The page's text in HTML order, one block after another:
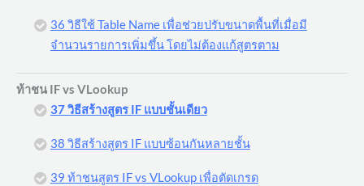
36 วิธีใช้ Table Name เพื่อช่วยปรับขนาดพื้นที่เมื่อมี
จำนวนรายการเพิ่มขึ้น โดยไม่ต้องแก้สูตรตาม
ท้าชน IF vs VLookup
37 วิธีสร้างสูตร IF แบบชั้นเดียว
38 วิธีสร้างสูตร IF แบบซ้อนกันหลายชั้น
39 ท้าชนสูตร IF vs VLookup เพื่อตัดเกรด